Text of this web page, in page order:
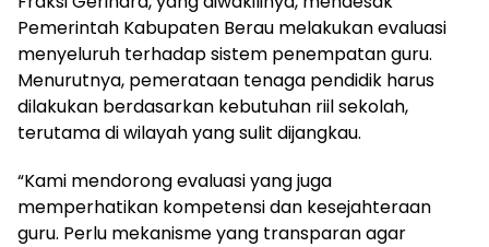
Pemerintah Kabupaten Berau melakukan evaluasi
menyeluruh terhadap sistem penempatan guru.
Menurutnya, pemerataan tenaga pendidik harus
dilakukan berdasarkan kebutuhan riil sekolah,
terutama di wilayah yang sulit dijangkau.
“Kami mendorong evaluasi yang juga
memperhatikan kompetensi dan kesejahteraan
guru. Perlu mekanisme yang transparan agar